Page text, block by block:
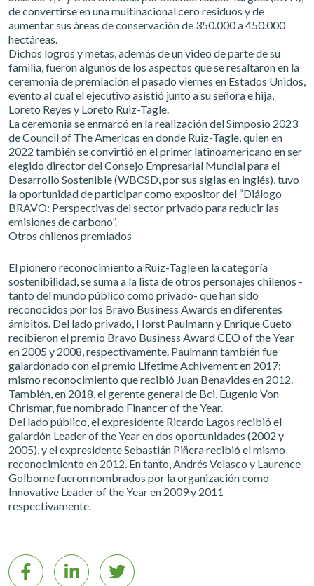
de convertirse en una multinacional cero residuos y de
aumentar sus áreas de conservación de 350.000 a 450.000
hectáreas.
Dichos logros y metas, además de un video de parte de su
familia, fueron algunos de los aspectos que se resaltaron en la
ceremonia de premiación el pasado viernes en Estados Unidos,
evento al cual el ejecutivo asistió junto a su señora e hija,
Loreto Reyes y Loreto Ruiz-Tagle.
La ceremonia se enmarcó en la realización del Simposio 2023
de Council of The Americas en donde Ruiz-Tagle, quien en
2022 también se convirtió en el primer latinoamericano en ser
elegido director del Consejo Empresarial Mundial para el
Desarrollo Sostenible (WBCSD, por sus siglas en inglés), tuvo
la oportunidad de participar como expositor del “Diálogo
BRAVO: Perspectivas del sector privado para reducir las
emisiones de carbono”.
Otros chilenos premiados
El pionero reconocimiento a Ruiz-Tagle en la categoría
sostenibilidad, se suma a la lista de otros personajes chilenos -
tanto del mundo público como privado- que han sido
reconocidos por los Bravo Business Awards en diferentes
ámbitos. Del lado privado, Horst Paulmann y Enrique Cueto
recibieron el premio Bravo Business Award CEO of the Year
en 2005 y 2008, respectivamente. Paulmann también fue
galardonado con el premio Lifetime Achivement en 2017;
mismo reconocimiento que recibió Juan Benavides en 2012.
También, en 2018, el gerente general de Bci, Eugenio Von
Chrismar, fue nombrado Financer of the Year.
Del lado público, el expresidente Ricardo Lagos recibió el
galardón Leader of the Year en dos oportunidades (2002 y
2005), y el expresidente Sebastián Piñera recibió el mismo
reconocimiento en 2012. En tanto, Andrés Velasco y Laurence
Golborne fueron nombrados por la organización como
Innovative Leader of the Year en 2009 y 2011
respectivamente.